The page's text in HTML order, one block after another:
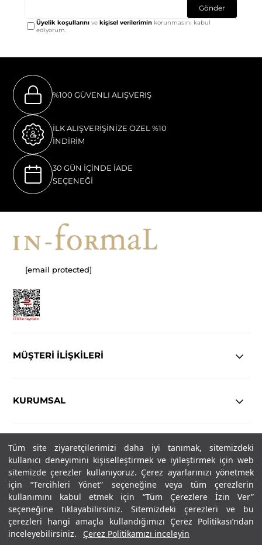
Tüm site ziyaretçilerimizi daha iyi tanımak, sitemizdeki
kullanıcı deneyimini kişiselleştirmek ve iyileştirmek için web
sitemizde çerezler kullanıyoruz. Çerez ayarlarınızı yönetmek
için “Tercihleri Yönet” seçeneğine veya tüm çerezlerin
kullanımını kabul etmek için “Tüm Çerezlere İzin Ver”
seçeneğine tıklayabilirsiniz. Sitemizdeki çerezleri ve bu
çerezleri hangi amaçla kullandığımızı Çerez Politikası’ndan
inceleyebilirsiniz.
Çerez Politikamızı inceleyin
Gönder
Üyelik koşullarını vekişisel verilerimin korunmasını kabul
ediyorum.
%100 GÜVENLI ALIŞVERIŞ
İLK ALIŞVERİŞİNİZE ÖZEL %10
İNDİRİM
30 GÜN İÇİNDE İADE
SEÇENEĞİ
[email protected]
MÜŞTERİ İLİŞKİLERİ
KURUMSAL
YASAL
Copyright© 2025 IN-FORMAL Tüm hakları saklıdır.
SOSYAL MEDYA